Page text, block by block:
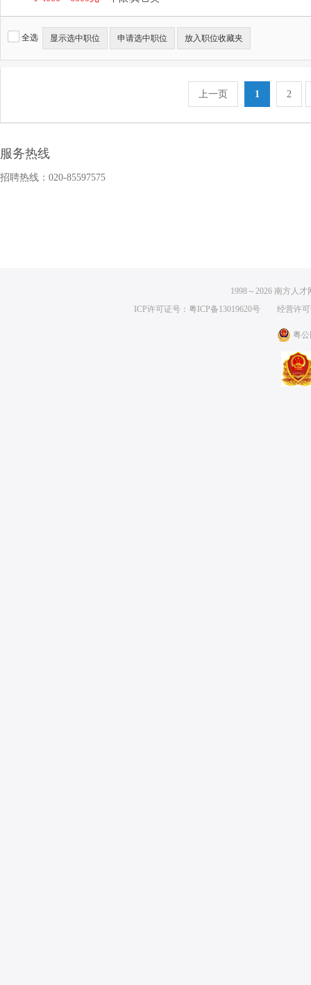
全选 显示选中职位 申请选中职位 放入职位收藏夹
上一页 1 2
服务热线
招聘热线：020-85597575
1998～ 2026 南方人才
ICP许可证号：粤ICP备13019620号经营许可证
粤公